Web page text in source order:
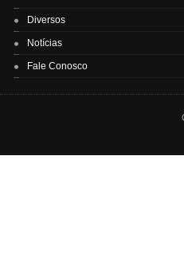
Diversos
Notícias
Fale Conosco